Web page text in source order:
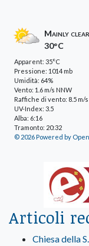
Mainly clear
30°C
Apparent: 35°C
Pressione: 1014 mb
Umidità: 64%
Vento: 1.6 m/s NNW
Raffiche di vento: 8.5 m/s
UV-Index: 3.5
Alba: 6:16
Tramonto: 20:32
© 2026 Powered by
Articoli
Chiesa della